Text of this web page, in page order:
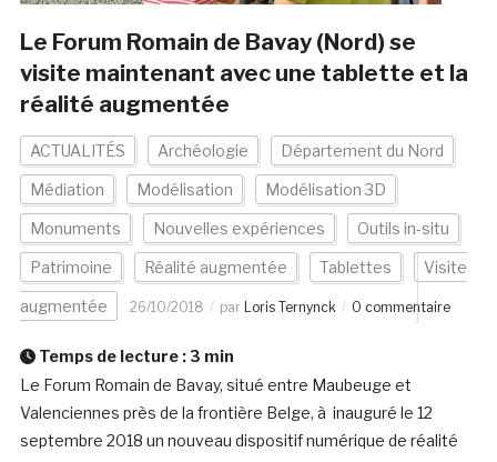
Le Forum Romain de Bavay (Nord) se
visite maintenant avec une tablette et la
réalité augmentée
ACTUALITÉS Archéologie Département du Nord
Médiation Modélisation Modélisation 3D
Monuments Nouvelles expériences Outils in-situ
Patrimoine Réalité augmentée Tablettes Visite
augmentée 26/10/2018 par Loris Ternynck 0 commentaire
Temps de lecture : 3 min
Le Forum Romain de Bavay, situé entre Maubeuge et
Valenciennes près de la frontière Belge, à inauguré le 12
septembre 2018 un nouveau dispositif numérique de réalité